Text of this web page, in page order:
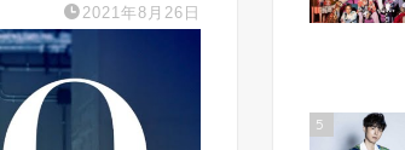
2021年8月26日
5